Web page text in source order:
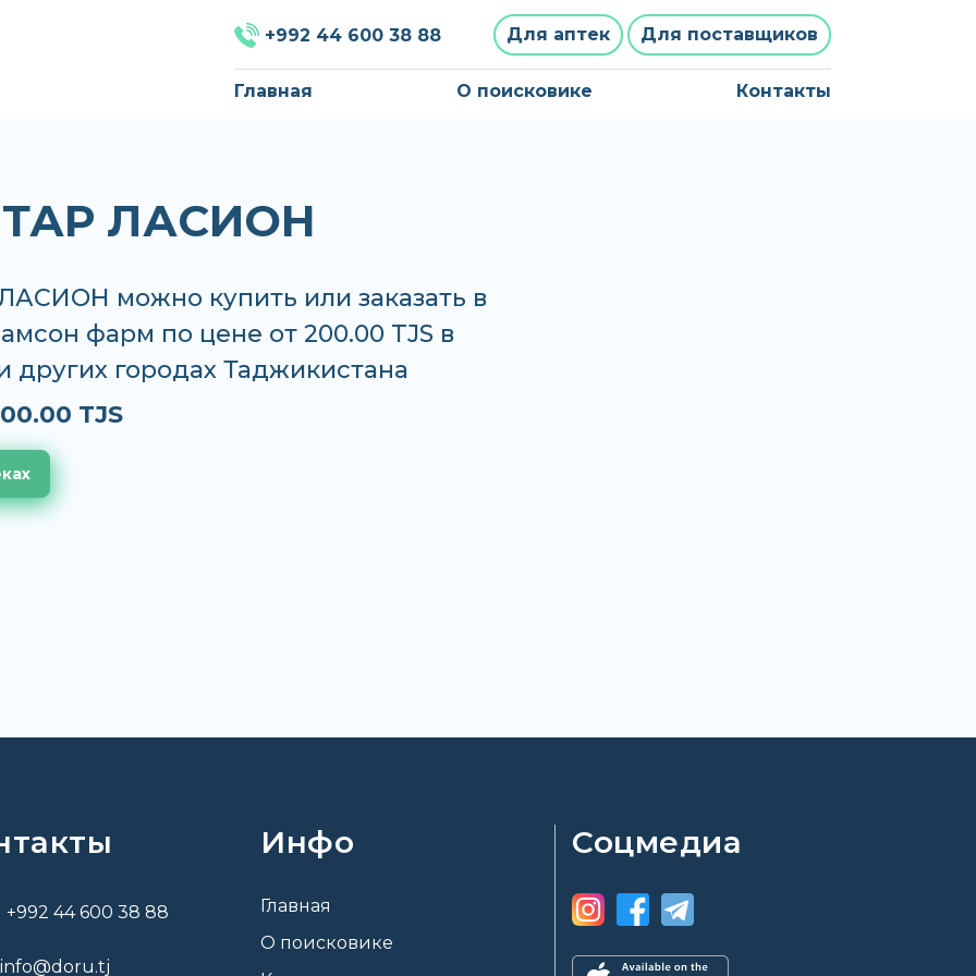
+992 44 600 38 88 Для аптек Для поставщиков
Главная О поисковике Контакты
ЛАСИОН
можно купить или заказать в
фарм по цене от 200.00 TJS в
других городах Таджикистана
TJS
+992 44 600 38 88
info@doru.tj
Инфо
Главная
О поисковике
Соцмедиа